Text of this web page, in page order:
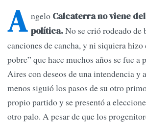
A ngelo Calcaterra no viene
política.No se crió rodeado de
canciones de cancha, y ni siquiera
pobre” que hace muchos años se fue a
Aires con deseos de una intendencia y
menos siguió los pasos de su otro
propio partido y se presentó a
otro palo. A pesar de que los